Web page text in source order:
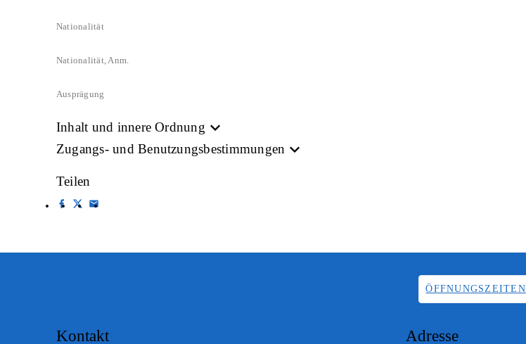
Nationalität
Nationalität, Anm.
Ausprägung
Inhalt und innere Ordnung
Zugangs- und Benutzungsbestimmungen
Teilen
ÖFFNUNGSZEITEN
Kontakt Adresse